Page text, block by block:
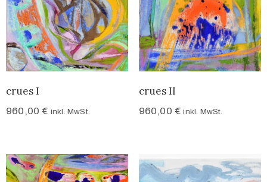
crues I
960,00 € inkl. MwSt.
crues II
960,00 € inkl. MwSt.